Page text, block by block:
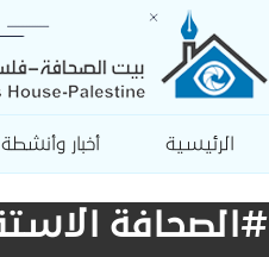
الرئيسية أخبار وأنشطة
#الصحافة